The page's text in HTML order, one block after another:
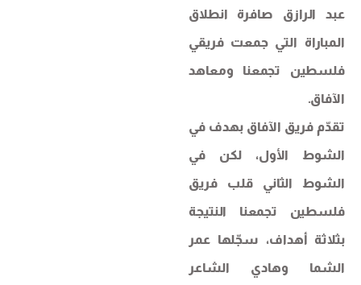
عبد الرازق صافرة انطلاق
المباراة التي جمعت فريقي
فلسطين تجمعنا ومعاهد
الآفاق.
تقدّم فريق الآفاق بهدف في
الشوط الأول، لكن في
الشوط الثاني قلب فريق
فلسطين تجمعنا النتيجة
بثلاثة أهداف، سجّلها عمر
الشما وهادي الشاعر